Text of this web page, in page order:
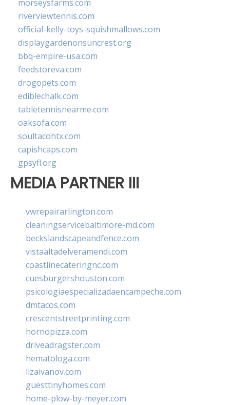
morseysfarms.com
riverviewtennis.com
official-kelly-toys-squishmallows.com
displaygardenonsuncrest.org
bbq-empire-usa.com
feedstoreva.com
drogopets.com
ediblechalk.com
tabletennisnearme.com
oaksofa.com
soultacohtx.com
capishcaps.com
gpsyfl.org
MEDIA PARTNER III
vwrepairarlington.com
cleaningservicebaltimore-md.com
beckslandscapeandfence.com
vistaaltadelveramendi.com
coastlinecateringnc.com
cuesburgershouston.com
psicologiaespecializadaencampeche.com
dmtacos.com
crescentstreetprinting.com
hornopizza.com
driveadragster.com
hematologa.com
lizaivanov.com
guesttinyhomes.com
home-plow-by-meyer.com